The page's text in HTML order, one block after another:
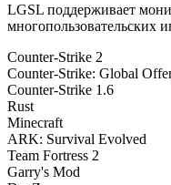
LGSL поддерживает
многопользовательских
Counter-Strike 2
Counter-Strike: Global
Counter-Strike 1.6
Rust
Minecraft
ARK: Survival Evolved
Team Fortress 2
Garry's Mod